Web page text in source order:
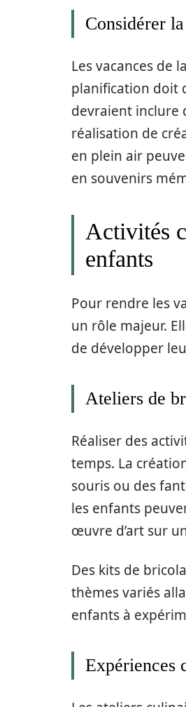
Considérer
Les vacances de
planification doit
devraient inclure
réalisation de
en plein air
en souvenirs
Activités
enfants
Pour rendre les
un rôle majeur.
de développer
Ateliers de
Réaliser des
temps. La
souris ou des
les enfants
œuvre d’art sur
Des kits de
thèmes variés
enfants à
Expériences